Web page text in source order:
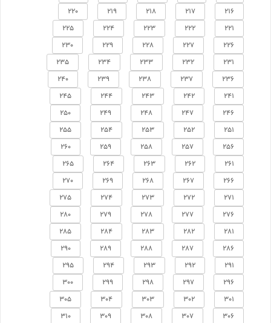
216
217
218
219
220
221
222
223
224
225
226
227
228
229
230
231
232
233
234
235
236
237
238
239
240
241
242
243
244
245
246
247
248
249
250
251
252
253
254
255
256
257
258
259
260
261
262
263
264
265
266
267
268
269
270
271
272
273
274
275
276
277
278
279
280
281
282
283
284
285
286
287
288
289
290
291
292
293
294
295
296
297
298
299
300
301
302
303
304
305
306
307
308
309
310